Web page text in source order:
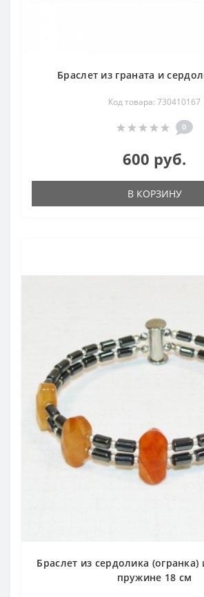
Браслет из граната и
Код товара: 730410167
0
600 руб.
В КОРЗИНУ
Браслет из сердолика (огранка)
пружине 18 см